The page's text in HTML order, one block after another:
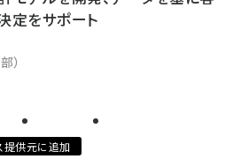
定をサポート
）
提供元に追加